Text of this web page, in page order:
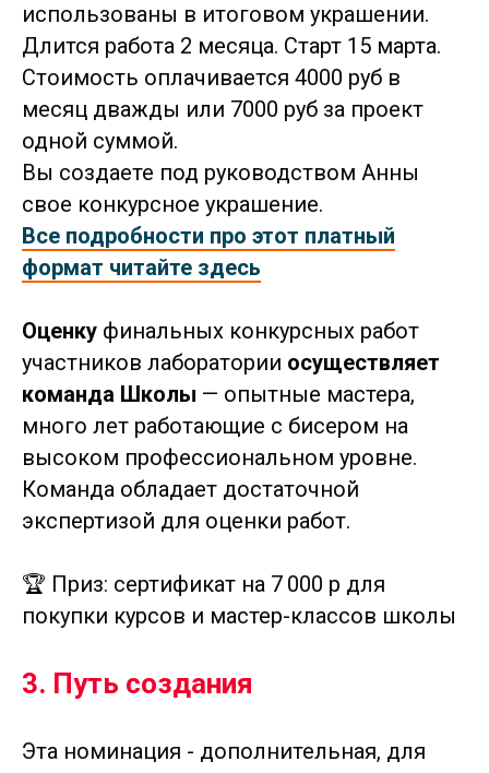
использованы в итоговом украшении.
Длится работа 2 месяца. Старт 15 марта.
Стоимость оплачивается 4000 руб в
месяц дважды или 7000 руб за проект
одной суммой.
Вы создаете под руководством Анны
свое конкурсное украшение.
Все подробности про этот платный
формат читайте здесь
Оценку финальных конкурсных работ
участников лаборатории осуществляет
команда Школы — опытные мастера,
много лет работающие с бисером на
высоком профессиональном уровне.
Команда обладает достаточной
экспертизой для оценки работ.
🏆 Приз: сертификат на 7 000 р для
покупки курсов и мастер-классов школы
3. Путь создания
Эта номинация - дополнительная, для